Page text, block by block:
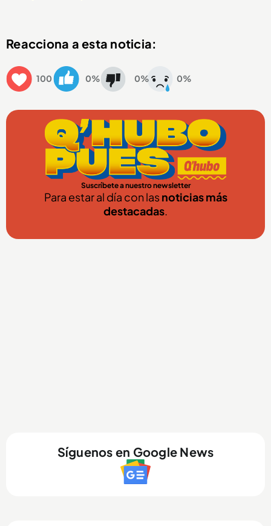
Reacciona a esta noticia:
100 0% 0% 0%
Suscríbete a nuestro newsletter
Para estar al día con lasnoticias más
destacadas
Síguenos en Google News